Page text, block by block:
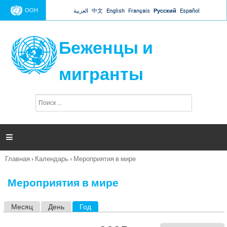
Jump to navigation
ООН العربية 中文 English Français Русский Español
Беженцы и
мигранты
п
и

Вы
Главная › Календарь › Мероприятия в мире
Мероприятия в мире
Месяц День Год